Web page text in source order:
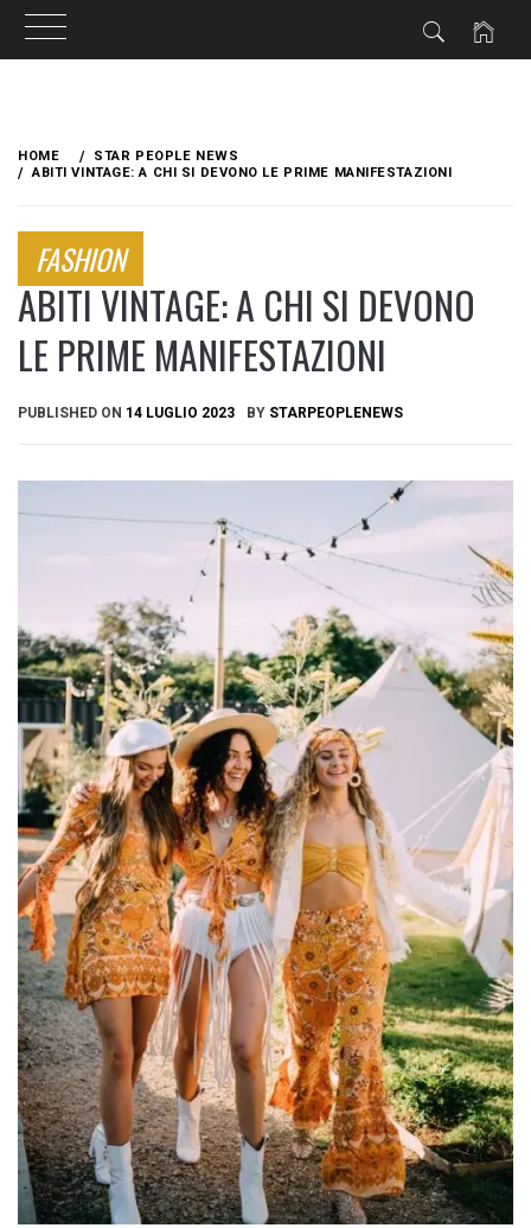
content
HOME
STAR PEOPLE NEWS
ABITI VINTAGE: A CHI SI DEVONO LE PRIME MANIFESTAZIONI
FASHION
ABITI VINTAGE: A CHI SI DEVONO
LE PRIME MANIFESTAZIONI
PUBLISHED ON 14 LUGLIO 2023 BY STARPEOPLENEWS